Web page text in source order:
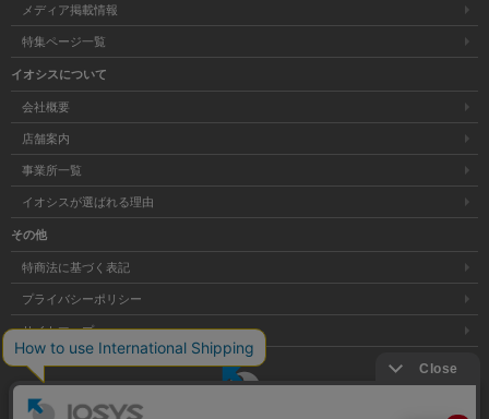
メディア掲載情報
特集ページ一覧
イオシスについて
会社概要
店舗案内
事業所一覧
イオシスが選ばれる理由
その他
特商法に基づく表記
プライバシーポリシー
サイトマップ